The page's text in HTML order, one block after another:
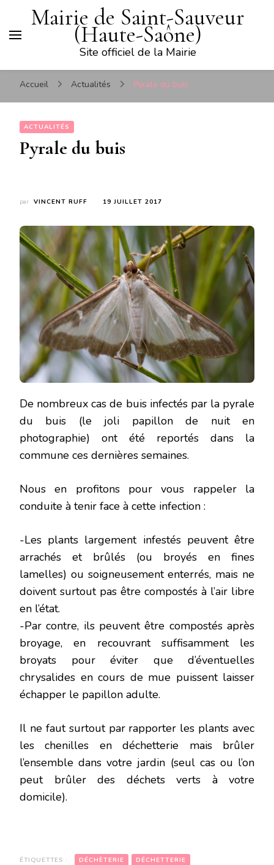
Mairie de Saint-Sauveur
(Haute-Saône)
Site officiel de la Mairie
Accueil Actualités Pyrale du buis
ACTUALITÉS
Pyrale du buis
par VINCENT RUFF 19 JUILLET 2017
De nombreux cas de buis infectés par la pyrale
du buis (le joli papillon de nuit en
photographie) ont été reportés dans la
commune ces dernières semaines.
Nous en profitons pour vous rappeler la
conduite à tenir face à cette infection :
-Les plants largement infestés peuvent être
arrachés et brûlés (ou broyés en fines
lamelles) ou soigneusement enterrés, mais ne
doivent surtout pas être compostés à l’air libre
en l’état.
-Par contre, ils peuvent être compostés après
broyage, en recouvrant suffisamment les
broyats pour éviter que d’éventuelles
chrysalides en cours de mue puissent laisser
échapper le papillon adulte.
Il ne faut surtout par rapporter les plants avec
les chenilles en déchetterie mais brûler
l’ensemble dans votre jardin (seul cas ou l’on
peut brûler des déchets verts à votre
domicile).
ÉTIQUETTES : DÉCHÈTERIE DÉCHETTERIE